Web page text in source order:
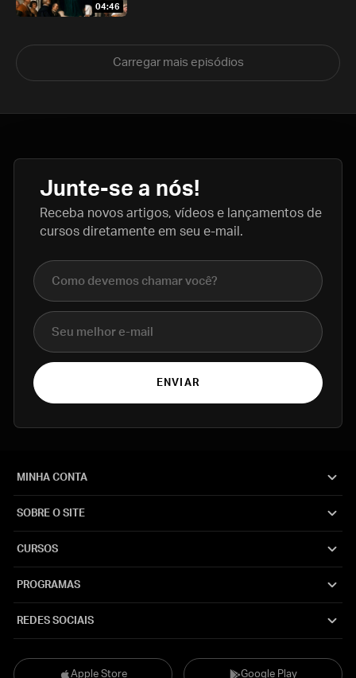
04:46
Carregar mais episódios
Junte-se a nós!
Receba novos artigos, vídeos e lançamentos de
cursos diretamente em seu e-mail.
Nome completo
E-mail
ENVIAR
Apple Store Google Play
MINHA CONTA
SOBRE O SITE
CURSOS
PROGRAMAS
REDES SOCIAIS